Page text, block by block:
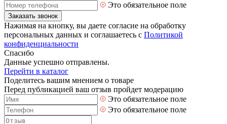
Это обязательное поле
Заказать звонок
Нажимая на кнопку, вы даете согласие на обработку
персональных данных и соглашаетесь с Политикой
конфиденциальности
Спасибо
Данные успешно отправлены.
Перейти в каталог
Поделитесь вашим мнением о товаре
Перед публикацией ваш отзыв пройдет модерацию
Это обязательное поле
Это обязательное поле